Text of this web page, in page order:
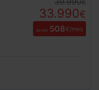
€
33.990€
desde 508€/mes